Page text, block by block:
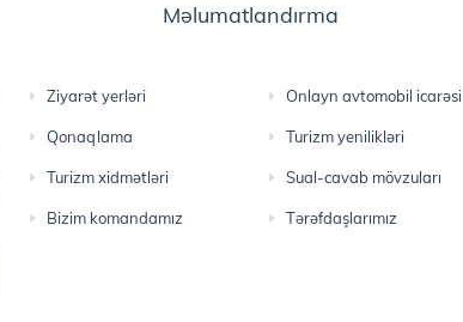
Məlumatlandırma
Ziyarət yerləri Onlayn avtomobil icarəsi
Qonaqlama Turizm yenilikləri
Turizm xidmətləri Sual-cavab mövzuları
Bizim komandamız Tərəfdaşlarımız